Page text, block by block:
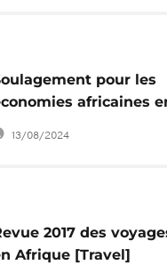
pour les
africaines
[Business Africa]
13/08/2024
2017 des
Afrique [Travel]